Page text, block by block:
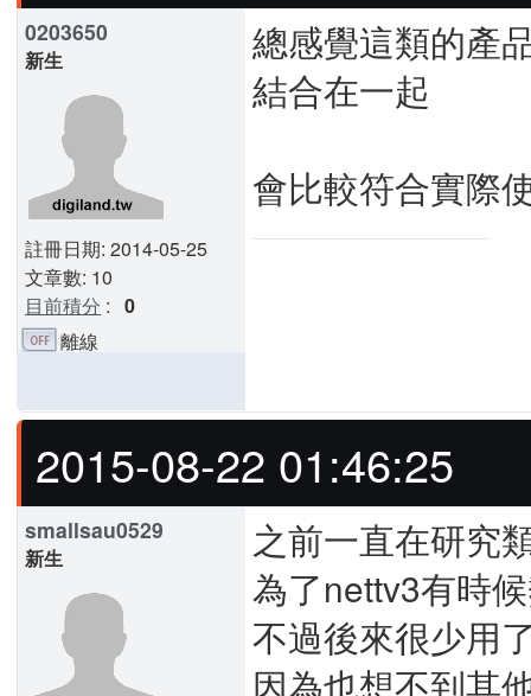
0203650
新生
註冊日期: 2014-05-25
文章數: 10
目前積分 : 0
總感覺這類的產
結合在一起
會比較符合實際
離線
2015-08-22 01:46:25
smallsau0529
新生
之前一直在研究
為了nettv3有時
不過後來很少用
因為也想不到其